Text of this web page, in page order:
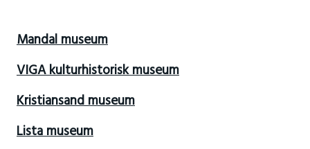
Mandal museum
VIGA kulturhistorisk museum
Kristiansand museum
Lista museum